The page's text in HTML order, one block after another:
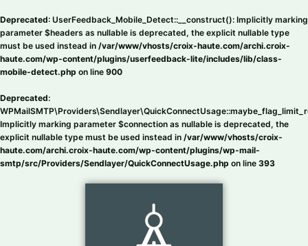
Deprecated: UserFeedback_Mobile_Detect::__construct(): Implicitly marking
parameter $headers as nullable is deprecated, the explicit nullable type
must be used instead in /var/www/vhosts/croix-haute.com/archi.croix-
haute.com/wp-content/plugins/userfeedback-lite/includes/lib/class-
mobile-detect.php on line 900
Deprecated:
Implicitly marking parameter $connection as nullable is deprecated, the
explicit nullable type must be used instead in /var/www/vhosts/croix-
haute.com/archi.croix-haute.com/wp-content/plugins/wp-mail-
smtp/src/Providers/Sendlayer/QuickConnectUsage.php on line 393
au
contenu